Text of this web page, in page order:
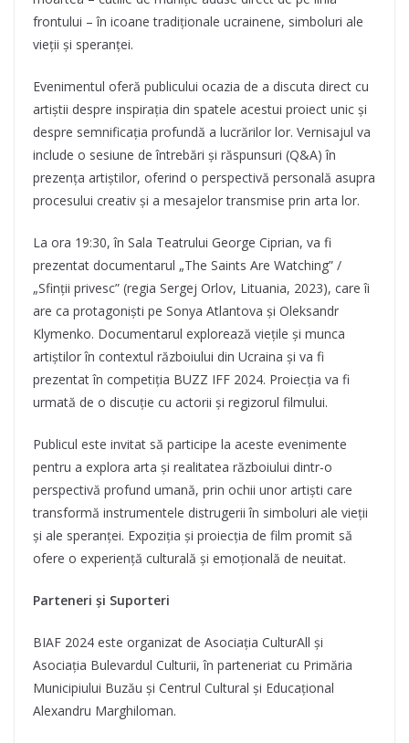
frontului – în icoane tradiționale ucrainene, simboluri ale
vieții și speranței.
Evenimentul oferă publicului ocazia de a discuta direct cu
artiștii despre inspirația din spatele acestui proiect unic și
despre semnificația profundă a lucrărilor lor. Vernisajul va
include o sesiune de întrebări și răspunsuri (Q&A) în
prezența artiștilor, oferind o perspectivă personală asupra
procesului creativ și a mesajelor transmise prin arta lor.
La ora 19:30, în Sala Teatrului George Ciprian, va fi
prezentat documentarul „The Saints Are Watching” /
„Sfinții privesc” (regia Sergej Orlov, Lituania, 2023), care îi
are ca protagoniști pe Sonya Atlantova și Oleksandr
Klymenko. Documentarul explorează viețile și munca
artiștilor în contextul războiului din Ucraina și va fi
prezentat în competiția BUZZ IFF 2024. Proiecția va fi
urmată de o discuție cu actorii și regizorul filmului.
Publicul este invitat să participe la aceste evenimente
pentru a explora arta și realitatea războiului dintr-o
perspectivă profund umană, prin ochii unor artiști care
transformă instrumentele distrugerii în simboluri ale vieții
și ale speranței. Expoziția și proiecția de film promit să
ofere o experiență culturală și emoțională de neuitat.
Parteneri și Suporteri
BIAF 2024 este organizat de Asociația CulturAll și
Asociația Bulevardul Culturii, în parteneriat cu Primăria
Municipiului Buzău și Centrul Cultural și Educațional
Alexandru Marghiloman.